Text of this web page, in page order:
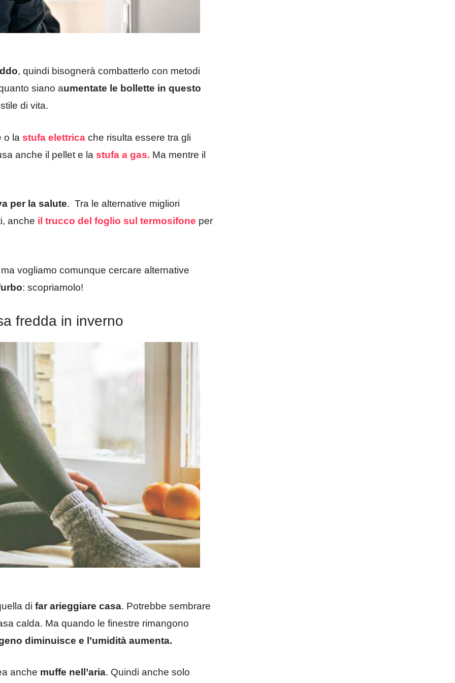
, quindi bisognerà combatterlo con metodi
siano aumentate le bollette in questo
di vita.
o la stufa elettrica che risulta essere tra gli
anche il pellet e la stufa a gas. Ma mentre il
per la salute. Tra le alternative migliori
anche il trucco del foglio sul termosifone per
vogliamo comunque cercare alternative
: scopriamolo!
fredda in inverno
di far arieggiare casa. Potrebbe sembrare
calda. Ma quando le finestre rimangono
diminuisce e l’umidità aumenta.
anche muffe nell’aria. Quindi anche solo